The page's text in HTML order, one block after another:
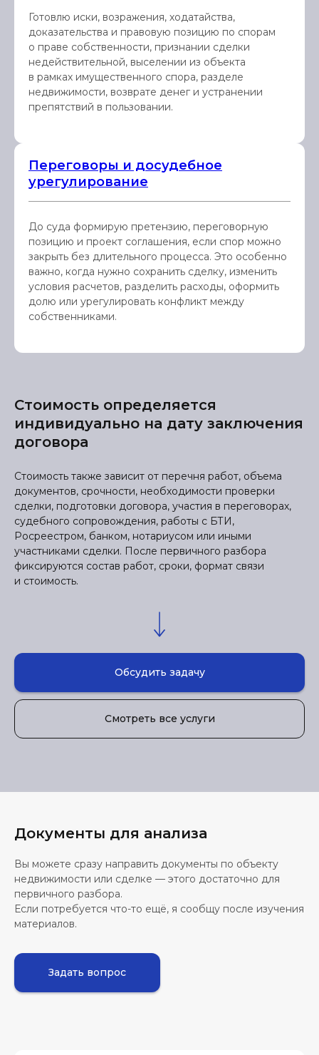
Готовлю иски, возражения, ходатайства,
доказательства и правовую позицию по спорам
о праве собственности, признании сделки
недействительной, выселении из объекта
в рамках имущественного спора, разделе
недвижимости, возврате денег и устранении
препятствий в пользовании.
Переговоры и досудебное
урегулирование
До суда формирую претензию, переговорную
позицию и проект соглашения, если спор можно
закрыть без длительного процесса. Это особенно
важно, когда нужно сохранить сделку, изменить
условия расчетов, разделить расходы, оформить
долю или урегулировать конфликт между
собственниками.
Стоимость определяется
индивидуально на дату заключения
договора
Стоимость также зависит от перечня работ, объема
документов, срочности, необходимости проверки
сделки, подготовки договора, участия в переговорах,
судебного сопровождения, работы с БТИ,
Росреестром, банком, нотариусом или иными
участниками сделки. После первичного разбора
фиксируются состав работ, сроки, формат связи
и стоимость.
Обсудить задачу
Смотреть все услуги
Документы для анализа
Вы можете сразу направить документы по объекту
недвижимости или сделке — этого достаточно для
первичного разбора.
Если потребуется что-то ещё, я сообщу после изучения
материалов.
Задать вопрос